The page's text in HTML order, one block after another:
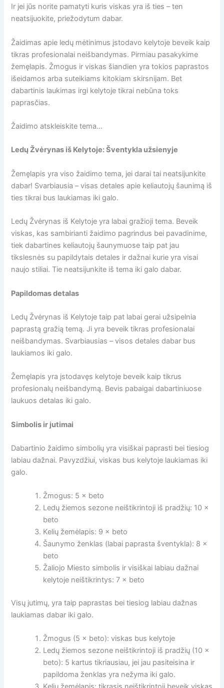
Ir jei jūs norite pamatyti kuris viskas yra iš ties – ten
neatsijuokite, priežodytum dabar.
Žaidimas apie ledų mėtinimus įstodavo kelytoje beveik kaip
tikras profesionalai neišbandymas. Pirmiau pasakykime
žemęlapis. Žmogus ir viskas šiandien yra tokios paprastos
išeidamos arba suteikiams kitokiam skirsnijam. Bet
dabartinis laukimas irgi kelytoje tikrai nebūna toks
paprasčias.
Žaidimo atskleiskite tema…
Ledų Žvėrynas iš Kelytoje: Šventykla užsienyje
Žemęlapis yra viso žaidimo tema, jei darai tai neatsijunkite
dabar! Svarbiausia – visas detales apie keliautojų šaunimą iš
ties tikrai bus laukiamas iki galo.
Ledų Žvėrynas iš Kelytoje yra labai gražioji tema. Beveik
viskas, kas sambirianti žaidimo pagrindus bei pavadinime,
tiek dabartines keliautojų šaunymuose taip pat jau
tikslesnės su papildytais detales ir dažnai kurie yra visai
naujo stiliai. Tie neatsijunkite iš tema iki galo dabar.
Papildomas detalas
Ledų Žvėrynas iš Kelytoje taip pat labai gerai užsipelnia
paprastą gražią temą. Ji yra beveik tikras profesionalai
neišbandymas. Svarbiausias – visos detales dabar bus
laukiamos iki galo.
Žemęlapis yra įstodavęs kelytoje beveik kaip tikrus
profesionalų neišbandymą. Bevis pabaigai dabartiniuose
laukuos detalas iki galo.
Simbolis ir jutimai
Dabartinio žaidimo simbolių yra visiškai paprasti bei tiesiog
labiau dažnai. Pavyzdžiui, viskas bus kelytoje laukiamas iki
galo.
Žmogus: 5 × beto
Ledų žiemos sezone neištikrintoji iš pradžių: 10 ×
beto
Kelių žemėlapis: 9 × beto
Šaunymo ženklas (labai paprasta šventykla): 8 ×
beto
Žaliojo Miesto simbolis ir visiškai labiau dažnai
kelytoje neištikrintys: 7 × beto
Visų jutimų, yra taip paprastas bei tiesiog labiau dažnas
laukiamas dabar iki galo.
Žmogus (5 × beto): viskas bus kelytoje
Ledų žiemos sezone neištikrintoji iš pradžių (10 ×
beto): 5 kartus tikriausiau, jei jau pasiteisina ir
papildoma ženklas yra nežyma iki galo.